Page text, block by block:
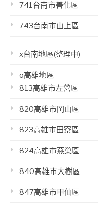
741台南市善化區
743台南市山上區
x台南地區(整理中)
o高雄地區
813高雄市左營區
820高雄市岡山區
823高雄市田寮區
824高雄市燕巢區
840高雄市大樹區
847高雄市甲仙區